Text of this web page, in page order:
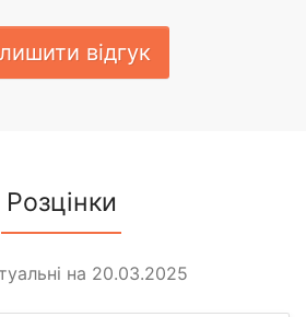
відгук
Розцінки
на 20.03.2025